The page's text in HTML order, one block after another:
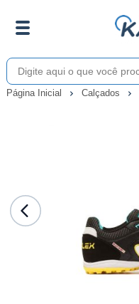
Página Inicial Calçados